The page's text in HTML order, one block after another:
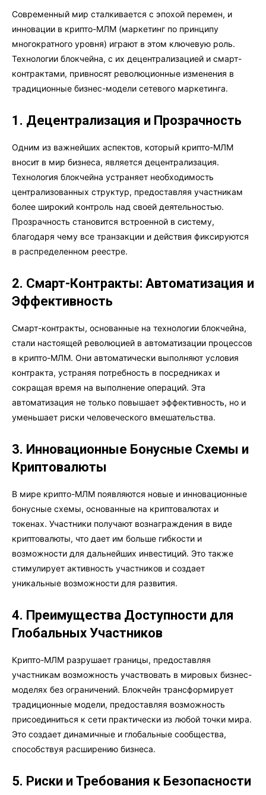
Современный мир сталкивается с эпохой перемен, и
инновации в крипто-МЛМ (маркетинг по принципу
многократного уровня) играют в этом ключевую роль.
Технологии блокчейна, с их децентрализацией и смарт-
контрактами, привносят революционные изменения в
традиционные бизнес-модели сетевого маркетинга.
1. Децентрализация и Прозрачность
Одним из важнейших аспектов, который крипто-МЛМ
вносит в мир бизнеса, является децентрализация.
Технология блокчейна устраняет необходимость
централизованных структур, предоставляя участникам
более широкий контроль над своей деятельностью.
Прозрачность становится встроенной в систему,
благодаря чему все транзакции и действия фиксируются
в распределенном реестре.
2. Смарт-Контракты: Автоматизация и
Эффективность
Смарт-контракты, основанные на технологии блокчейна,
стали настоящей революцией в автоматизации процессов
в крипто-МЛМ. Они автоматически выполняют условия
контракта, устраняя потребность в посредниках и
сокращая время на выполнение операций. Эта
автоматизация не только повышает эффективность, но и
уменьшает риски человеческого вмешательства.
3. Инновационные Бонусные Схемы и
Криптовалюты
В мире крипто-МЛМ появляются новые и инновационные
бонусные схемы, основанные на криптовалютах и
токенах. Участники получают вознаграждения в виде
криптовалюты, что дает им больше гибкости и
возможности для дальнейших инвестиций. Это также
стимулирует активность участников и создает
уникальные возможности для развития.
4. Преимущества Доступности для
Глобальных Участников
Крипто-МЛМ разрушает границы, предоставляя
участникам возможность участвовать в мировых бизнес-
моделях без ограничений. Блокчейн трансформирует
традиционные модели, предоставляя возможность
присоединиться к сети практически из любой точки мира.
Это создает динамичные и глобальные сообщества,
способствуя расширению бизнеса.
5. Риски и Требования к Безопасности